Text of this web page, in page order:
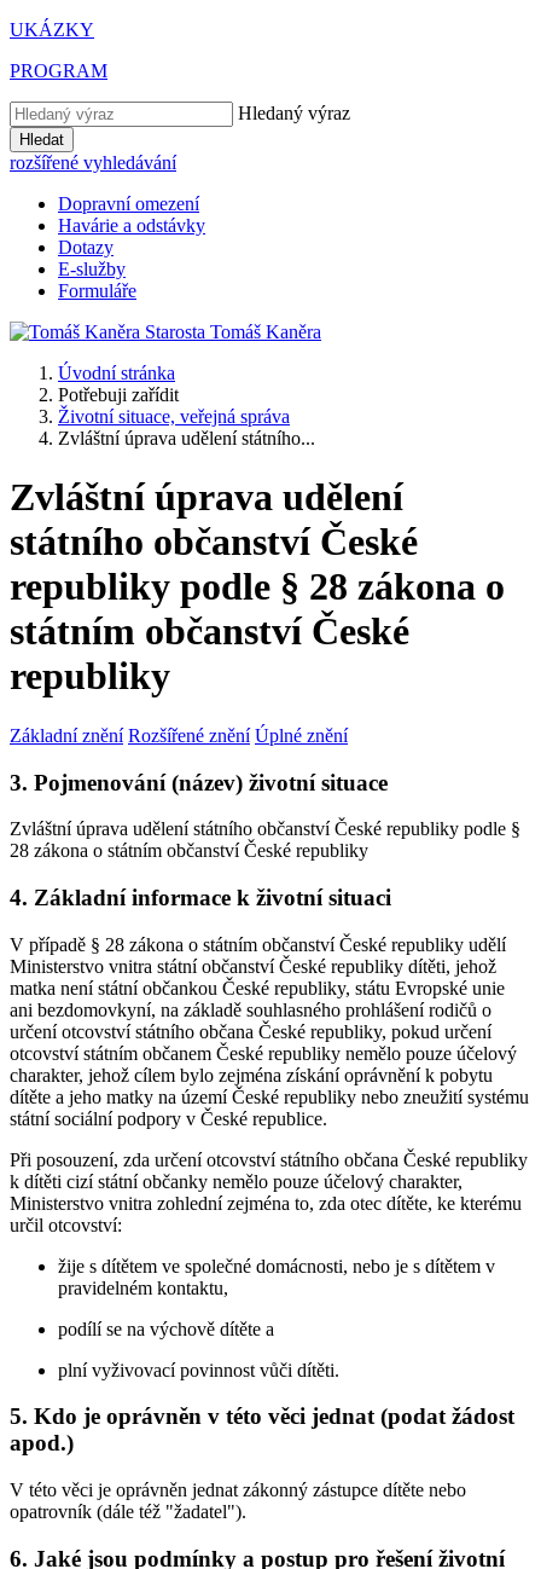
UKÁZKY
PROGRAM
Hledaný výraz
Hledat
rozšířené vyhledávání
Dopravní omezení
Havárie a odstávky
Dotazy
E-služby
Formuláře
Starosta Tomáš Kaněra
Úvodní stránka
Potřebuji zařídit
Životní situace, veřejná správa
Zvláštní úprava udělení státního...
Zvláštní úprava udělení
státního občanství České
republiky podle § 28 zákona o
státním občanství České
republiky
Základní znění Rozšířené znění Úplné znění
3. Pojmenování (název) životní situace
Zvláštní úprava udělení státního občanství České republiky podle §
28 zákona o státním občanství České republiky
4. Základní informace k životní situaci
V případě § 28 zákona o státním občanství České republiky udělí
Ministerstvo vnitra státní občanství České republiky dítěti, jehož
matka není státní občankou České republiky, státu Evropské unie
ani bezdomovkyní, na základě souhlasného prohlášení rodičů o
určení otcovství státního občana České republiky, pokud určení
otcovství státním občanem České republiky nemělo pouze účelový
charakter, jehož cílem bylo zejména získání oprávnění k pobytu
dítěte a jeho matky na území České republiky nebo zneužití systému
státní sociální podpory v České republice.
Při posouzení, zda určení otcovství státního občana České republiky
k dítěti cizí státní občanky nemělo pouze účelový charakter,
Ministerstvo vnitra zohlední zejména to, zda otec dítěte, ke kterému
určil otcovství:
žije s dítětem ve společné domácnosti, nebo je s dítětem v
pravidelném kontaktu,
podílí se na výchově dítěte a
plní vyživovací povinnost vůči dítěti.
5. Kdo je oprávněn v této věci jednat (podat žádost
apod.)
V této věci je oprávněn jednat zákonný zástupce dítěte nebo
opatrovník (dále též "žadatel").
6. Jaké jsou podmínky a postup pro řešení životní